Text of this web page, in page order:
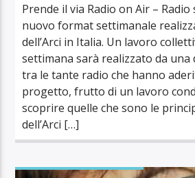
Prende il via Radio on Air –
nuovo format settimanale
dell’Arci in Italia. Un lavoro
settimana sarà realizzato da una
tra le tante radio che hanno
progetto, frutto di un lavoro
scoprire quelle che sono le
dell’Arci […]